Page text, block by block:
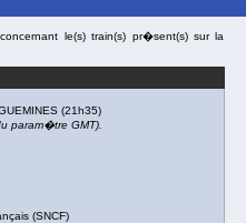
le(s) train(s) pr�sent(s) sur la
(21h35)
param�tre GMT).
(SNCF)